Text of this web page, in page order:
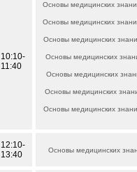
10:10-
11:40
Основы медицинских
Основы медицинских
Основы медицинских
Основы медицинских
Основы медицинских
Основы медицинских
Основы медицинских
12:10-
13:40
Основы медицинских